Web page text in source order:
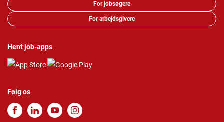
For jobsøgere
For arbejdsgivere
Hent job-apps
Følg os